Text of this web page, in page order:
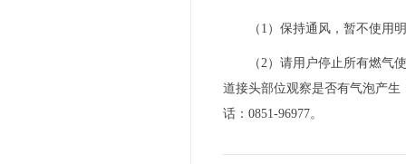
（1）保持通风，暂不使用明
（2）请用户停止所有燃气使
道接头部位观察是否有气泡产
话：0851-96977。